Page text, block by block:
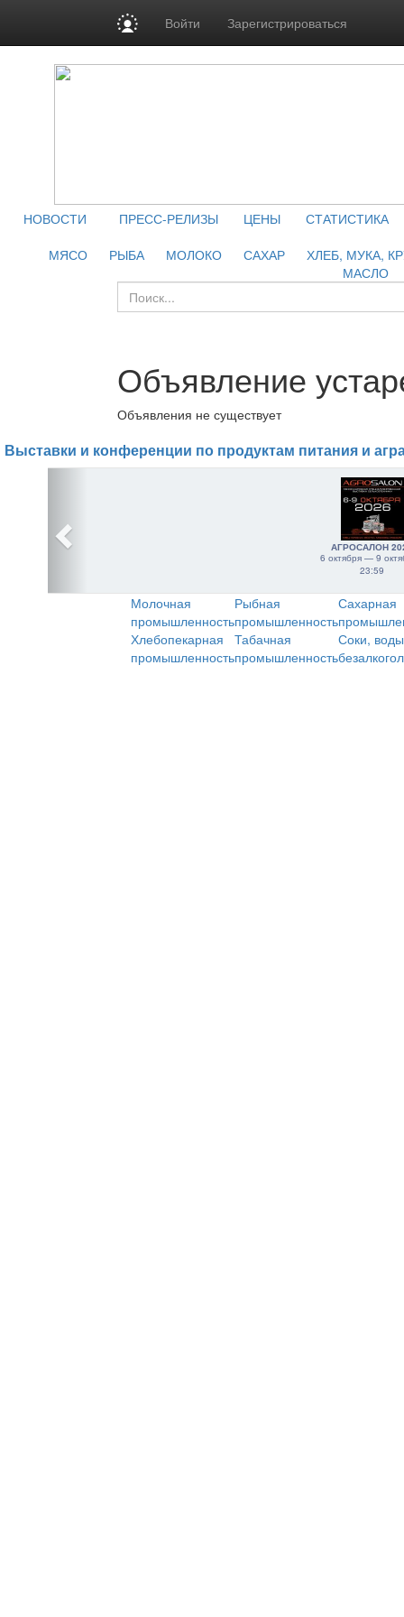
Войти Зарегистрироваться
НОВОСТИ ПРЕСС-РЕЛИЗЫ ЦЕНЫ
СТАТИСТИКА
МЯСО
РЫБА МОЛОКО САХАР
ХЛЕБ, МУКА,
МАСЛО
Объявление
Объявления не существует
Выставки и конференции по продуктам питания и
АГРОСАЛОН
6 октября — 9
23:59
Молочная
промышленность
Рыбная
промышленность
Сахарная
Хлебопекарная
промышленность
Табачная
промышленность
Соки,